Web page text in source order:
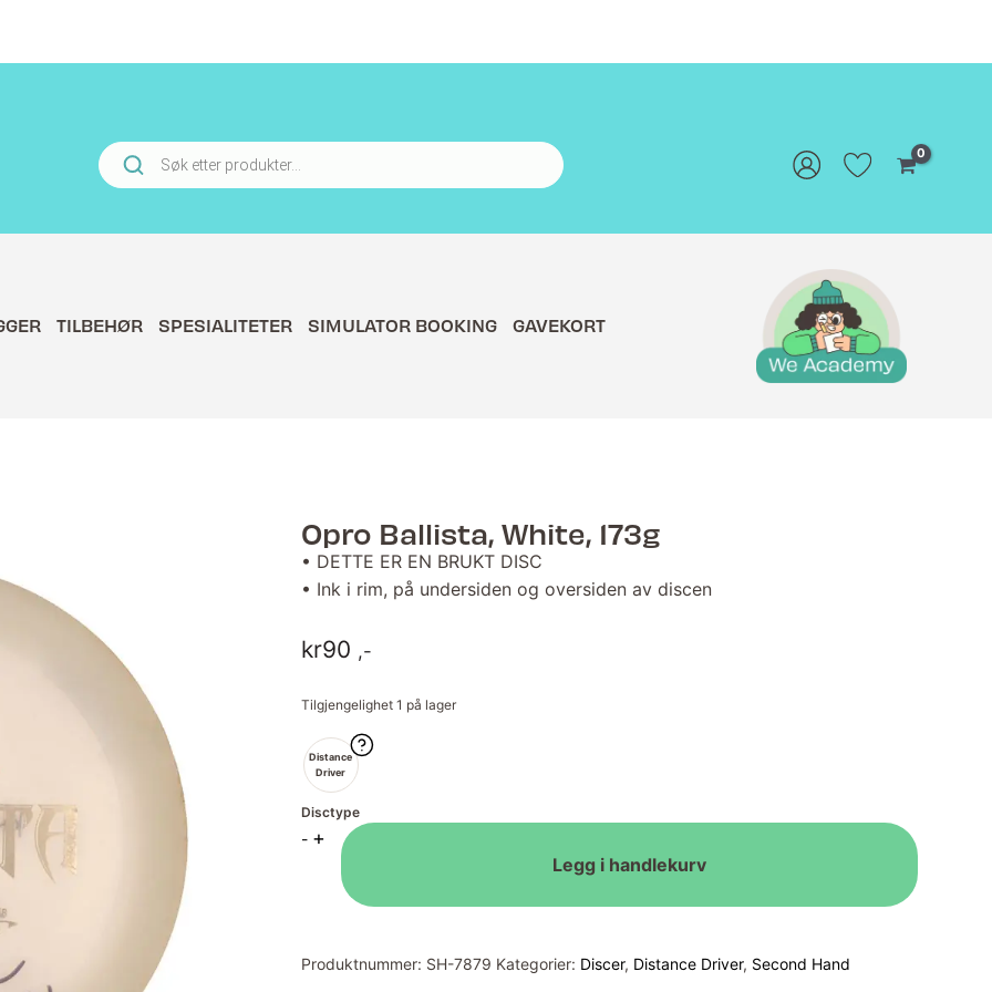
Products
search
TILBEHØR SPESIALITETER SIMULATOR BOOKING GAVEKORT
Opro Ballista, White, 173g
• DETTE ER EN BRUKT DISC
• Ink i rim, på undersiden og oversiden av discen
kr90 ,-
Tilgjengelighet 1 på lager
Distance
Driver
Disctype
- Opro
Ballista,
White,
+
Legg i handlekurv
Produktnummer: SH-7879 Kategorier: Discer, Distance Driver, Second Hand